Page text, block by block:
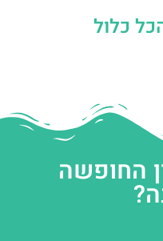
כלול
החופשה